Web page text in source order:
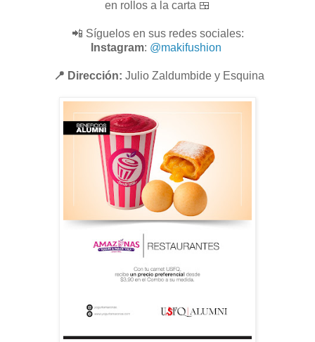
en rollos a la carta 🍱
📲 Síguelos en sus redes sociales:
Instagram: @makifushion
📍 Dirección: Julio Zaldumbide y Esquina